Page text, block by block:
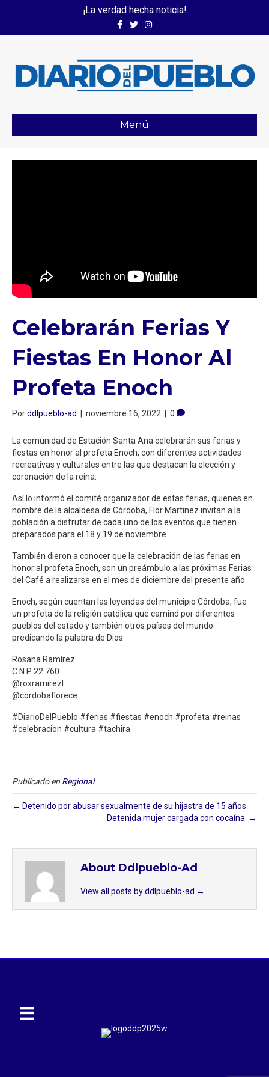
¡La verdad hecha noticia!
FacebookTwitterInstagram
Menú
Celebrarán Ferias Y
Fiestas En Honor Al
Profeta Enoch
Porddlpueblo-ad noviembre 16, 2022 0
La comunidad de Estación Santa Ana celebrarán sus ferias y
fiestas en honor al profeta Enoch, con diferentes actividades
recreativas y culturales entre las que destacan la elección y
coronación de la reina.
Así lo informó el comité organizador de estas ferias, quienes en
nombre de la alcaldesa de Córdoba, Flor Martinez invitan a la
población a disfrutar de cada uno de los eventos que tienen
preparados para el 18 y 19 de noviembre.
También dieron a conocer que la celebración de las ferias en
honor al profeta Enoch, son un preámbulo a las próximas Ferias
del Café a realizarse en el mes de diciembre del presente año.
Enoch, según cuentan las leyendas del municipio Córdoba, fue
un profeta de la religión católica que caminó por diferentes
pueblos del estado y también otros países del mundo
predicando la palabra de Dios.
Rosana Ramírez
C.N.P 22.760
@roxramirezl
@cordobaflorece
#DiarioDelPueblo #ferias #fiestas #enoch #profeta #reinas
#celebracion #cultura #tachira
Publicado en Regional
← Detenido por abusar sexualmente de su hijastra de 15 años⁣
Detenida mujer cargada con cocaína ⁣ →
About Ddlpueblo-Ad
View all posts by ddlpueblo-ad →